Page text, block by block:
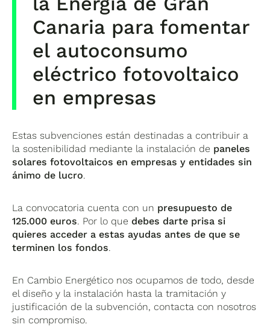
Canaria para fomentar
el autoconsumo
eléctrico fotovoltaico
en empresas
Estas subvenciones están destinadas a contribuir a
la sostenibilidad mediante la instalación de paneles
solares fotovoltaicos en empresas y entidades sin
ánimo de lucro.
La convocatoria cuenta con un presupuesto de
125.000 euros. Por lo que debes darte prisa si
quieres acceder a estas ayudas antes de que se
terminen los fondos.
En Cambio Energético nos ocupamos de todo, desde
el diseño y la instalación hasta la tramitación y
justificación de la subvención, contacta con nosotros
sin compromiso.